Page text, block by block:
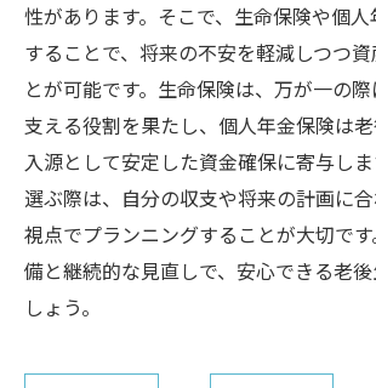
性があります。そこで、生命保険や個
することで、将来の不安を軽減しつつ
とが可能です。生命保険は、万が一の
支える役割を果たし、個人年金保険は
入源として安定した資金確保に寄与し
選ぶ際は、自分の収支や将来の計画に
視点でプランニングすることが大切で
備と継続的な見直しで、安心できる老
しょう。